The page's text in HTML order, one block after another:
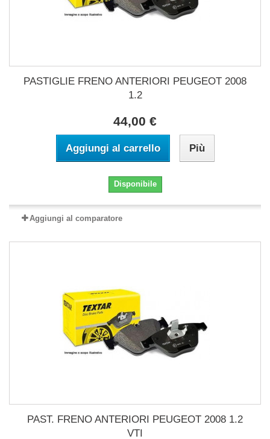
PASTIGLIE FRENO ANTERIORI PEUGEOT 2008
1.2
44,00 €
Aggiungi al carrello Più
Disponibile
Aggiungi al comparatore
PAST. FRENO ANTERIORI PEUGEOT 2008 1.2
VTI